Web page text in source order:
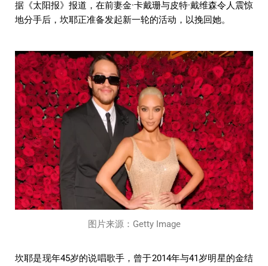
据《太阳报》报道，在前妻金·卡戴珊与皮特·戴维森令人震惊
地分手后，坎耶正准备发起新一轮的活动，以挽回她。
图片来源：Getty Image
坎耶是现年45岁的说唱歌手，曾于2014年与41岁明星的金结